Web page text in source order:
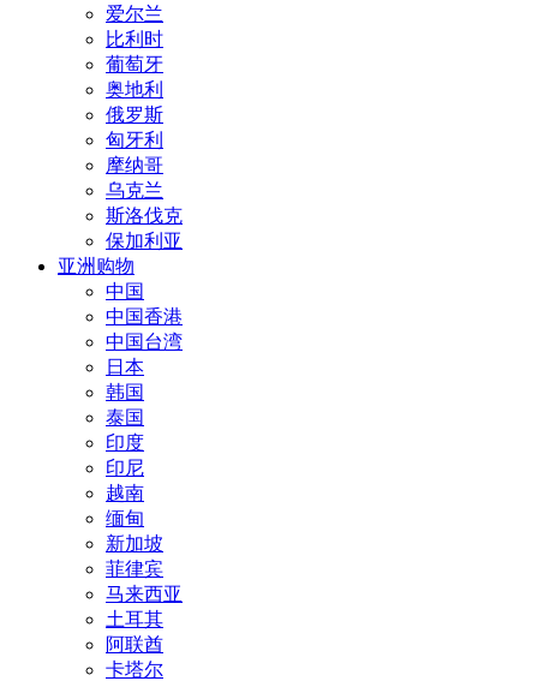
爱尔兰
比利时
葡萄牙
奥地利
俄罗斯
匈牙利
摩纳哥
乌克兰
斯洛伐克
保加利亚
亚洲购物
中国
中国香港
中国台湾
日本
韩国
泰国
印度
印尼
越南
缅甸
新加坡
菲律宾
马来西亚
土耳其
阿联酋
卡塔尔